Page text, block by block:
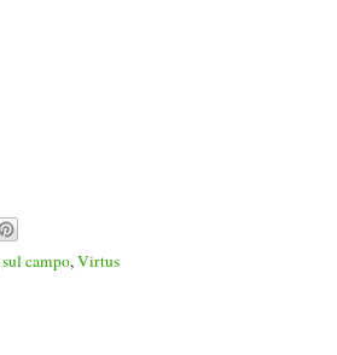
sul campo,Virtus